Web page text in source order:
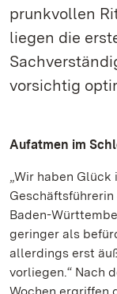
prunkvollen
liegen die
vorsichtig
Aufatmen im
„Wir haben
Baden-
geringer als
allerdings erst
vorliegen.“ Nach